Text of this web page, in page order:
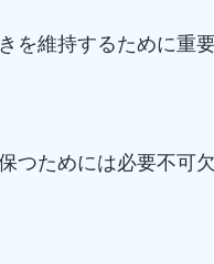
を維持するために重
つためには必要不可